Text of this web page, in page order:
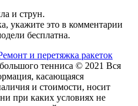
и струн.
укажите это в комментарии
бесплатна.
и перетяжка ракеток
тенниса © 2021 Вся
касающаяся
и стоимости, носит
при каких условиях не